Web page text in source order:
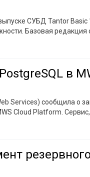
СУБД Tantor
Базовая
в
Services) сообщила о
Cloud Platform.